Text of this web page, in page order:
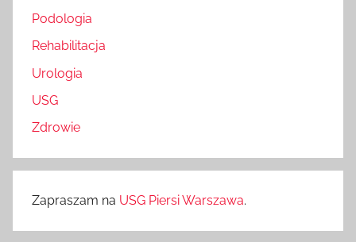
Podologia
Rehabilitacja
Urologia
USG
Zdrowie
Zapraszam na USG Piersi Warszawa.